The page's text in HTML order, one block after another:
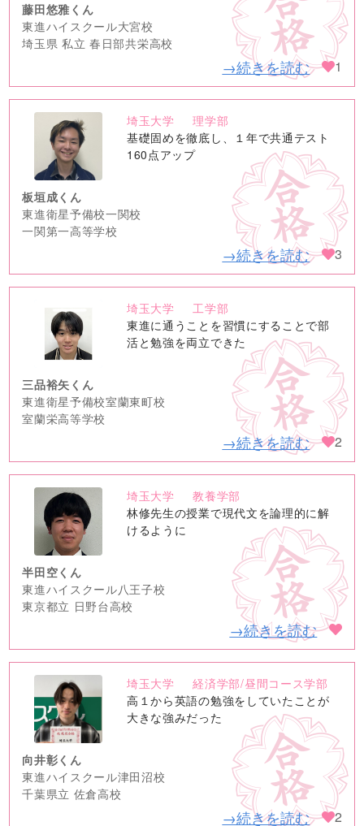
藤田悠雅くん
東進ハイスクール大宮校
埼玉県 私立 春日部共栄高校
→続きを読む 1
no
image
埼玉大学
理学部
基礎固めを徹底し、１年で共通テスト
160点アップ
板垣成くん
東進衛星予備校一関校
一関第一高等学校
→続きを読む 3
no
image
埼玉大学
工学部
東進に通うことを習慣にすることで部
活と勉強を両立できた
三品裕矢くん
東進衛星予備校室蘭東町校
室蘭栄高等学校
→続きを読む 2
no
image
埼玉大学
教養学部
林修先生の授業で現代文を論理的に解
けるように
半田空くん
東進ハイスクール八王子校
東京都立 日野台高校
→続きを読む
no
image
埼玉大学
経済学部/昼間コース学部
高１から英語の勉強をしていたことが
大きな強みだった
向井彰くん
東進ハイスクール津田沼校
千葉県立 佐倉高校
→続きを読む 2